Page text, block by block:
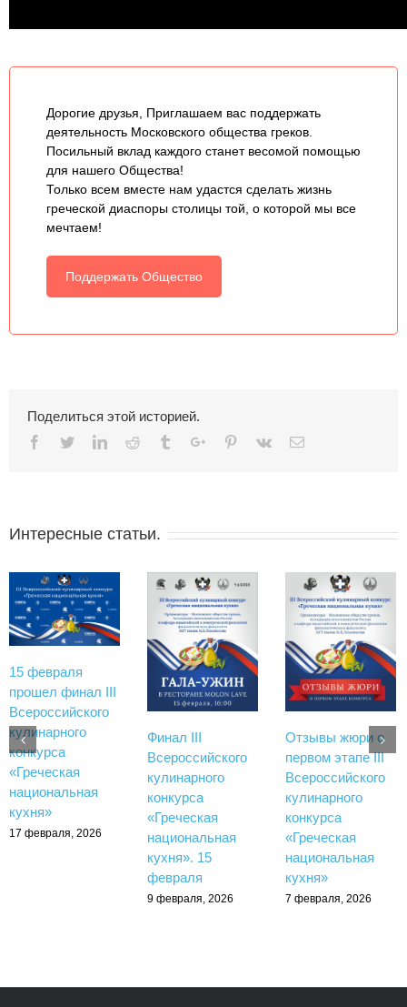
Дорогие друзья, Приглашаем вас поддержать
деятельность Московского общества греков.
Посильный вклад каждого станет весомой помощью
для нашего Общества!
Только всем вместе нам удастся сделать жизнь
греческой диаспоры столицы той, о которой мы все
мечтаем!
Поддержать Общество
Поделиться этой историей.
Facebook
TwitterLinkedinReddit TumblrGoogle+Pinterest
Vk Email
Интересные статьи.
15 февраля
прошел финал III
Всероссийского
кулинарного
конкурса
«Греческая
национальная
кухня»
17 февраля, 2026
Финал III
Всероссийского
кулинарного
конкурса
«Греческая
национальная
кухня». 15
февраля
9 февраля, 2026
Отзывы жюри о
первом этапе III
Всероссийского
кулинарного
конкурса
«Греческая
национальная
кухня»
7 февраля, 2026